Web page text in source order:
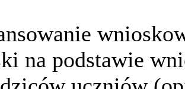
na podstawie